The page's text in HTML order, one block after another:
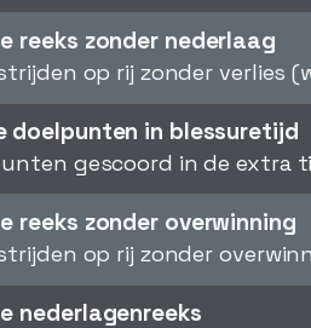
reeks zonder nederlaag
op rij zonder verlies
doelpunten in blessuretijd
gescoord in de extra
reeks zonder overwinning
op rij zonder
nederlagenreeks